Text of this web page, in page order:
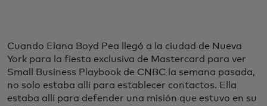
Cuando Elana Boyd Pea llegó a la ciudad de Nueva
York para la fiesta exclusiva de Mastercard para ver
Small Business Playbook de CNBC la semana pasada,
no solo estaba allí para establecer contactos. Ella
estaba allí para defender una misión que estuvo en su